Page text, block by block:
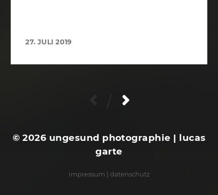
27. JULI 2019
© 2026 ungesund photographie | lucas
garte
impressum | datenschutz